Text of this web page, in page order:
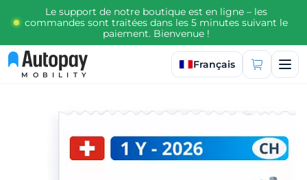
Le support de notre boutique est en ligne – les
commandes sont traitées dans les 5 minutes suivant le
paiement. Bienvenue !
MOBILITY
Sélectionner la langue
Français